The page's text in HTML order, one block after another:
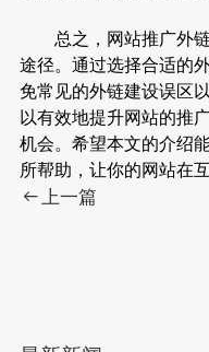
总之，网站推广外链
途径。通过选择合适的
免常见的外链建设误区
以有效地提升网站的推
机会。希望本文的介绍
所帮助，让你的网站在
上一篇